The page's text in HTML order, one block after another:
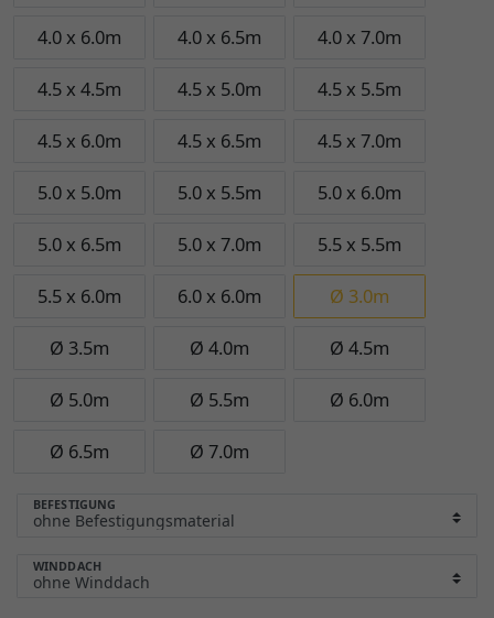
4.0 x 6.0m 4.0 x 6.5m 4.0 x 7.0m
4.5 x 4.5m 4.5 x 5.0m 4.5 x 5.5m
4.5 x 6.0m 4.5 x 6.5m 4.5 x 7.0m
5.0 x 5.0m 5.0 x 5.5m 5.0 x 6.0m
5.0 x 6.5m 5.0 x 7.0m 5.5 x 5.5m
5.5 x 6.0m 6.0 x 6.0m Ø 3.0m
Ø 3.5m Ø 4.0m Ø 4.5m
Ø 5.0m Ø 5.5m Ø 6.0m
Ø 6.5m Ø 7.0m
BEFESTIGUNG
WINDDACH